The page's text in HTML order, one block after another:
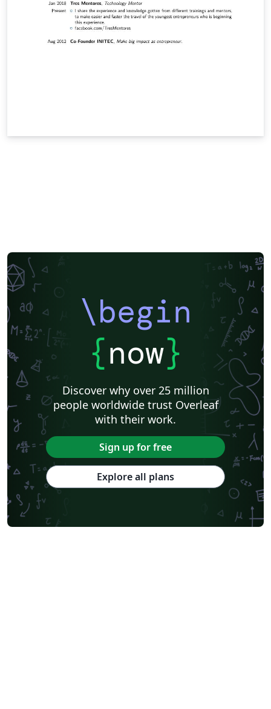
\begin
{now}
Discover why over 25 million
people worldwide trust Overleaf
with their work.
Sign up for free
Explore all plans